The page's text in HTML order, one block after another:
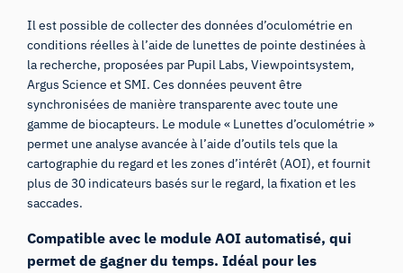
Il est possible de collecter des données d’oculométrie en
conditions réelles à l’aide de lunettes de pointe destinées à
la recherche, proposées par Pupil Labs, Viewpointsystem,
Argus Science et SMI. Ces données peuvent être
synchronisées de manière transparente avec toute une
gamme de biocapteurs. Le module « Lunettes d’oculométrie »
permet une analyse avancée à l’aide d’outils tels que la
cartographie du regard et les zones d’intérêt (AOI), et fournit
plus de 30 indicateurs basés sur le regard, la fixation et les
saccades.
Compatible avec le module AOI automatisé, qui
permet de gagner du temps. Idéal pour les